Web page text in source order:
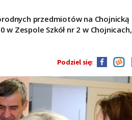
przedmiotów na Chojnicką
Zespole Szkół nr 2 w Chojnicach,
Podziel się: